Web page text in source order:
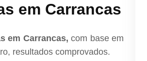
em Carrancas
em Carrancas, com base em
resultados comprovados.